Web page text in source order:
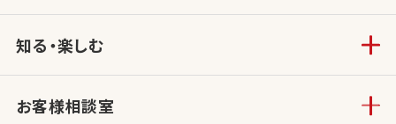
知る・楽しむ
お客様相談室